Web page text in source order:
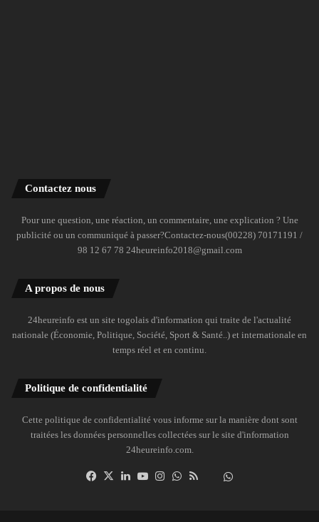
Contactez nous
Pour une question, une réaction, un commentaire, une explication ? Une
publicité ou un communiqué à passer?Contactez-nous(00228) 70171191 /
98 12 67 78 24heureinfo2018@gmail.com
A propos de nous
24heureinfo est un site togolais d'information qui traite de l'actualité
nationale (Économie, Politique, Société, Sport & Santé..) et internationale en
temps réel et en continu.
Politique de confidentialité
Cette politique de confidentialité vous informe sur la manière dont sont
traitées les données personnelles collectées sur le site d'information
24heureinfo.com.
Facebook
X LinkedinYouTubeInstagramWhatsAppDailymotion